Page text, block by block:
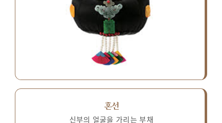
혼선
신부의 얼굴을 가리는 부채